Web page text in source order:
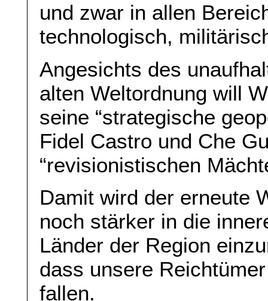
und zwar in allen
technologisch,
Angesichts des
alten Weltordnung will
seine “strategische
Fidel Castro und Che
“revisionistischen
Damit wird der erneute
noch stärker in die
Länder der Region
dass unsere
fallen.